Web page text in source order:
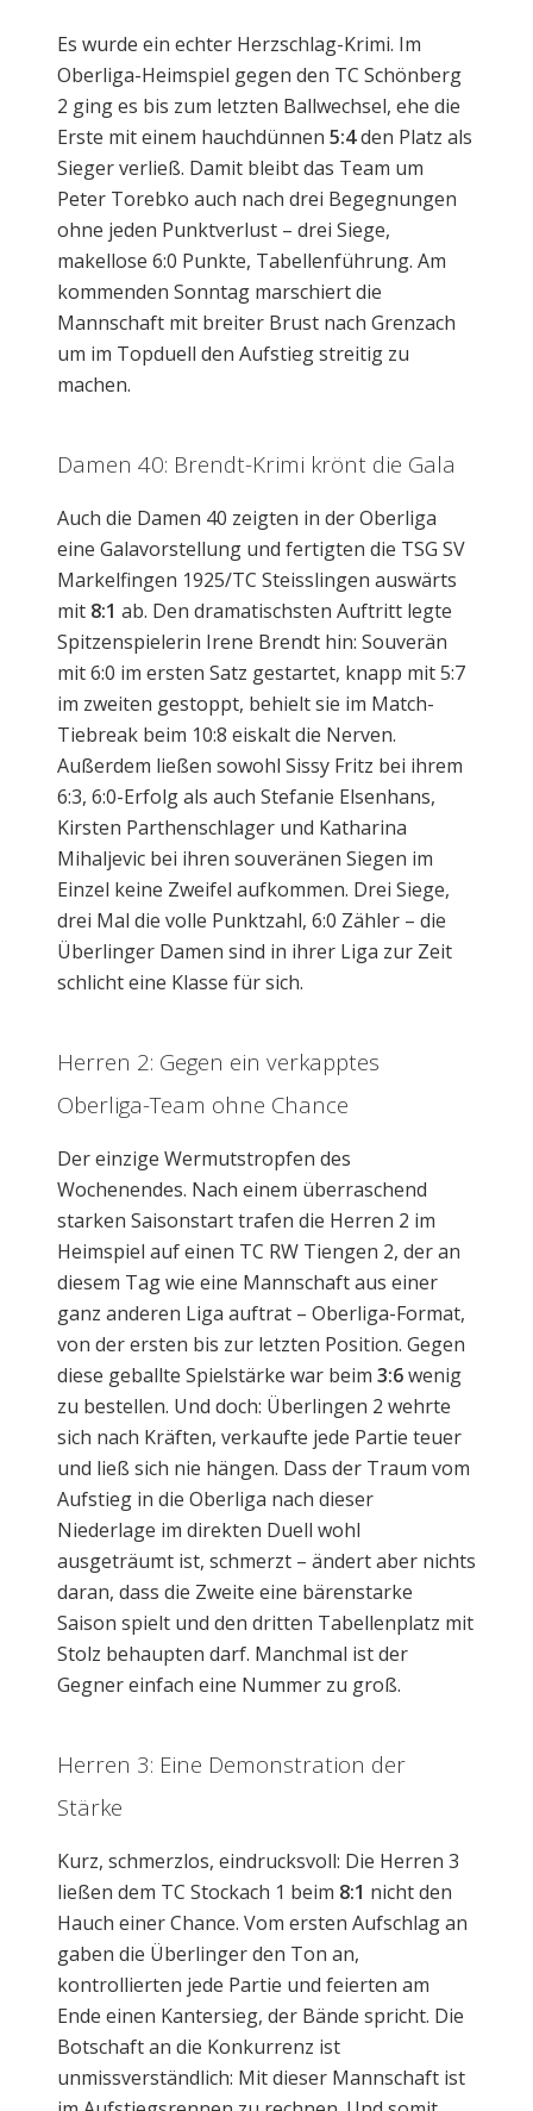
Es wurde ein echter Herzschlag-Krimi. Im
Oberliga-Heimspiel gegen den TC Schönberg
2 ging es bis zum letzten Ballwechsel, ehe die
Erste mit einem hauchdünnen 5:4den Platz als
Sieger verließ. Damit bleibt das Team um
Peter Torebko auch nach drei Begegnungen
ohne jeden Punktverlust – drei Siege,
makellose 6:0 Punkte, Tabellenführung. Am
kommenden Sonntag marschiert die
Mannschaft mit breiter Brust nach Grenzach
um im Topduell den Aufstieg streitig zu
machen.
Damen 40: Brendt-Krimi krönt die Gala
Auch die Damen 40 zeigten in der Oberliga
eine Galavorstellung und fertigten die TSG SV
Markelfingen 1925/TC Steisslingen auswärts
mit 8:1 ab. Den dramatischsten Auftritt legte
Spitzenspielerin Irene Brendt hin: Souverän
mit 6:0 im ersten Satz gestartet, knapp mit 5:7
im zweiten gestoppt, behielt sie im Match-
Tiebreak beim 10:8 eiskalt die Nerven.
Außerdem ließen sowohl Sissy Fritz bei ihrem
6:3, 6:0-Erfolg als auch Stefanie Elsenhans,
Kirsten Parthenschlager und Katharina
Mihaljevic bei ihren souveränen Siegen im
Einzel keine Zweifel aufkommen. Drei Siege,
drei Mal die volle Punktzahl, 6:0 Zähler – die
Überlinger Damen sind in ihrer Liga zur Zeit
schlicht eine Klasse für sich.
Herren 2: Gegen ein verkapptes
Oberliga-Team ohne Chance
Der einzige Wermutstropfen des
Wochenendes. Nach einem überraschend
starken Saisonstart trafen die Herren 2 im
Heimspiel auf einen TC RW Tiengen 2, der an
diesem Tag wie eine Mannschaft aus einer
ganz anderen Liga auftrat – Oberliga-Format,
von der ersten bis zur letzten Position. Gegen
diese geballte Spielstärke war beim 3:6wenig
zu bestellen. Und doch: Überlingen 2 wehrte
sich nach Kräften, verkaufte jede Partie teuer
und ließ sich nie hängen. Dass der Traum vom
Aufstieg in die Oberliga nach dieser
Niederlage im direkten Duell wohl
ausgeträumt ist, schmerzt – ändert aber nichts
daran, dass die Zweite eine bärenstarke
Saison spielt und den dritten Tabellenplatz mit
Stolz behaupten darf. Manchmal ist der
Gegner einfach eine Nummer zu groß.
Herren 3: Eine Demonstration der
Stärke
Kurz, schmerzlos, eindrucksvoll: Die Herren 3
ließen dem TC Stockach 1 beim 8:1 nicht den
Hauch einer Chance. Vom ersten Aufschlag an
gaben die Überlinger den Ton an,
kontrollierten jede Partie und feierten am
Ende einen Kantersieg, der Bände spricht. Die
Botschaft an die Konkurrenz ist
unmissverständlich: Mit dieser Mannschaft ist